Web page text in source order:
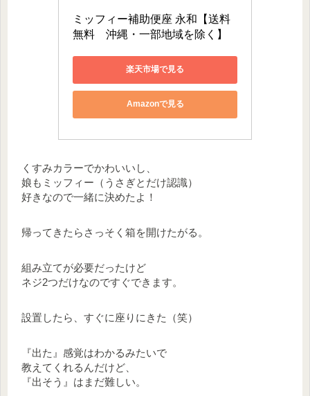
ミッフィー補助便座 永和【送料
無料　沖縄・一部地域を除く】
楽天市場で見る
Amazonで見る
くすみカラーでかわいいし、
娘もミッフィー（うさぎとだけ認識）
好きなので一緒に決めたよ！
帰ってきたらさっそく箱を開けたがる。
組み立てが必要だったけど
ネジ2つだけなのですぐできます。
設置したら、すぐに座りにきた（笑）
『出た』感覚はわかるみたいで
教えてくれるんだけど、
『出そう』はまだ難しい。